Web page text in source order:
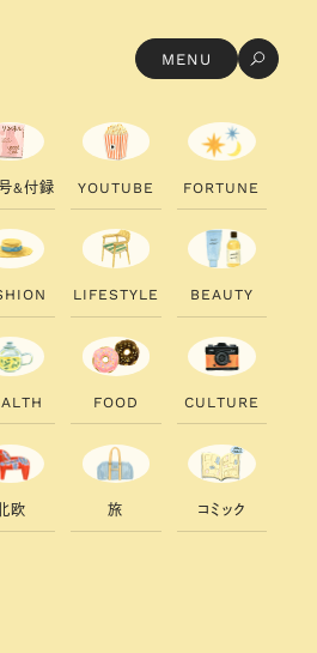
MENU
&付録 YOUTU B E FORTU N E
H ION LI FESTYLE B EAUTY
ALTH FOOD CU LTU RE
欧 旅 コ ミ ック